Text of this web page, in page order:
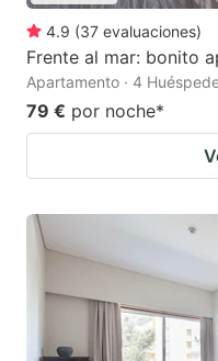
4.9 (37 evaluaciones)
Frente al mar: bonito
Apartamento · 4
79 € por noche*